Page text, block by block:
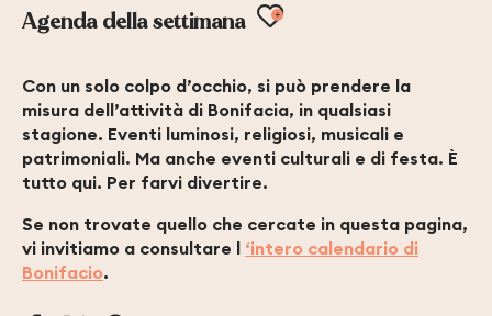
Agenda della settimana Ajouter aux
Con un solo colpo d’occhio, si può prendere la
misura dell’attività di Bonifacia, in qualsiasi
stagione. Eventi luminosi, religiosi, musicali e
patrimoniali. Ma anche eventi culturali e di festa. È
tutto qui. Per farvi divertire.
Se non trovate quello che cercate in questa pagina,
vi invitiamo a consultare l ‘intero calendario di
Bonifacio.